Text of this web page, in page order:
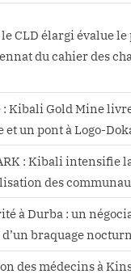
CLD élargi évalue
du cahier des
: Kibali Gold Mine
et un pont à Logo-
: Kibali intensifie
des
à Durba : un
braquage
des médecins à